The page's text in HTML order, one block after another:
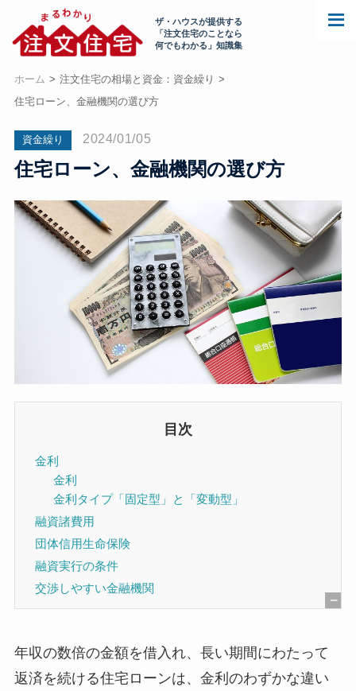
ザ・ハウスが提供する
「注文住宅のことなら
何でもわかる」知識集
ホーム
注文住宅の相場と資金：資金繰り
住宅ローン、金融機関の選び方
資金繰り 2024/01/05
住宅ローン、金融機関の選び方
目次
[
表
示
金利
金利
金利タイプ「固定型」と「変動型」
融資諸費用
団体信用生命保険
融資実行の条件
交渉しやすい金融機関
年収の数倍の金額を借入れ、長い期間にわたって
返済を続ける住宅ローンは、金利のわずかな違い